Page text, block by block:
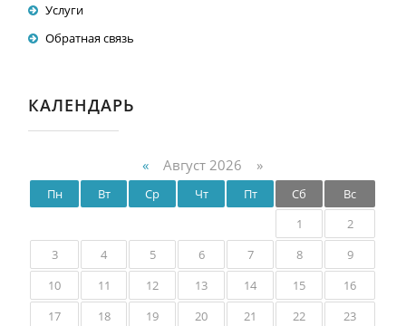
Услуги
Обратная связь
КАЛЕНДАРЬ
« Август 2026 »
Пн Вт Ср Чт Пт Сб
Вс
1
2
3
4 5 6 7 8
9
10
11 12 13 14 15
16
17
18 19 20 21 22
23